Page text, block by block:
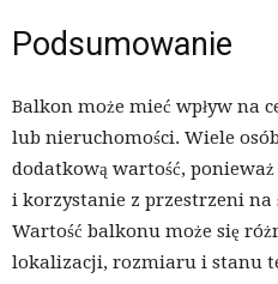
Podsumowanie
Balkon może mieć wpływ na
lub nieruchomości. Wiele
dodatkową wartość,
i korzystanie z przestrzeni na
Wartość balkonu może się
lokalizacji, rozmiaru i stanu